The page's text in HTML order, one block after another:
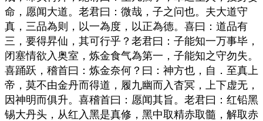
命，愿闻大道。老君曰：微哉，子之问也。夫大道守
真，三品為则，以一為度，以正為德。喜曰：道品有
三，要得昇仙，其可行乎？老君曰：子能知一万事毕，
闭塞情欲入奥室，炼金食气為第一，子能知之守勿失。
喜踊跃，稽首曰：炼金奈何？曰：神方也，自．至真上
帝，莫不由金丹而得道，履九幽而入杳冥，上下虚无，
因神明而俱升。喜稽首曰：愿闻其旨。老君曰：红铅黑
锡大丹头，从红入黑是真修，黑中取精赤取髓，解取赤